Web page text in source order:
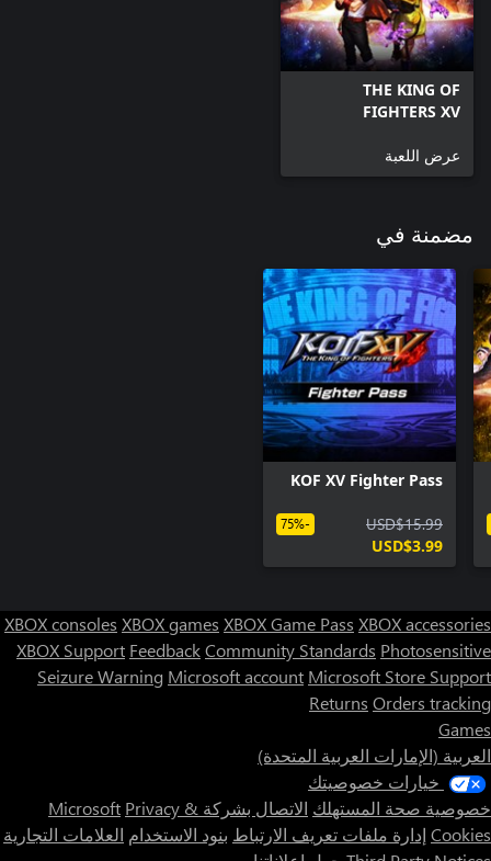
THE KING OF
FIGHTERS XV
عرض اللعبة
مضمنة في
KOF XV Fighter Pass
USD$15.99
USD$3.99
-75%
XBOX consoles XBOX games XBOX Game Pass XBOX accessories
XBOX Support FeedbackCommunity Standards Photosensitive
Seizure Warning Microsoft account Microsoft Store Support
Returns Orders tracking
Games
العربية (الإمارات العربية المتحدة)
خيارات خصوصيتك
خصوصية صحة المستهلك الاتصال بشركة Microsoft Privacy &
Cookies إدارة ملفات تعريف الارتباط بنود الاستخدام العلامات التجارية